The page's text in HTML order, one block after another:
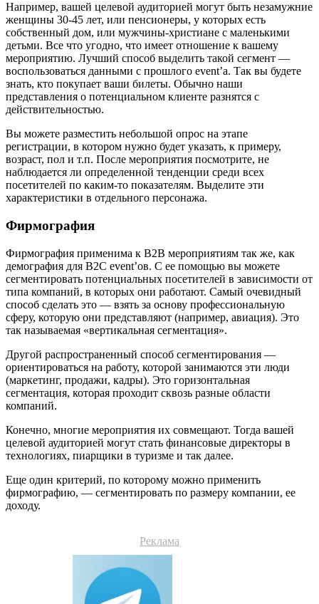
Например, вашей целевой аудиторией могут быть незамужние
женщины 30-45 лет, или пенсионеры, у которых есть
собственный дом, или мужчины-христиане с маленькими
детьми. Все что угодно, что имеет отношение к вашему
мероприятию. Лучший способ выделить такой сегмент —
воспользоваться данными с прошлого event’а. Так вы будете
знать, кто покупает ваши билеты. Обычно наши
представления о потенциальном клиенте разнятся с
действительностью.
Вы можете разместить небольшой опрос на этапе
регистрации, в котором нужно будет указать, к примеру,
возраст, пол и т.п. После мероприятия посмотрите, не
наблюдается ли определенной тенденции среди всех
посетителей по каким-то показателям. Выделите эти
характеристики в отдельного персонажа.
Фирмография
Фирмография применима к B2B мероприятиям так же, как
демография для B2C event’ов. С ее помощью вы можете
сегментировать потенциальных посетителей в зависимости от
типа компаний, в которых они работают. Самый очевидный
способ сделать это — взять за основу профессиональную
сферу, которую они представляют (например, авиация). Это
так называемая «вертикальная сегментация».
Другой распространенный способ сегментирования —
ориентироваться на работу, которой занимаются эти люди
(маркетинг, продажи, кадры). Это горизонтальная
сегментация, которая проходит сквозь разные области
компаний.
Конечно, многие мероприятия их совмещают. Тогда вашей
целевой аудиторией могут стать финансовые директоры в
технологиях, пиарщики в туризме и так далее.
Еще один критерий, по которому можно применить
фирмографию, — сегментировать по размеру компании, ее
доходу.
Реклама